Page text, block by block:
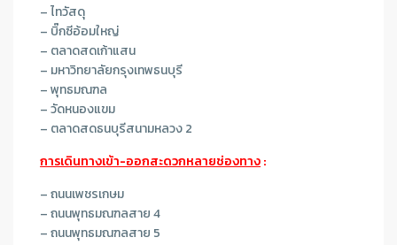
– ไทวัสดุ
– บิ๊กซีอ้อมใหญ่
– ตลาดสดเก้าแสน
– มหาวิทยาลัยกรุงเทพธนบุรี
– พุทธมณฑล
– วัดหนองแขม
– ตลาดสดธนบุรีสนามหลวง 2
การเดินทางเข้า-ออกสะดวกหลายช่องทาง:
– ถนนเพชรเกษม
– ถนนพุทธมณฑลสาย 4
– ถนนพุทธมณฑลสาย 5